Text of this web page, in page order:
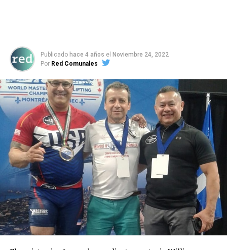
Publicado hace 4 años el Noviembre 24, 2022
Por Red Comunales